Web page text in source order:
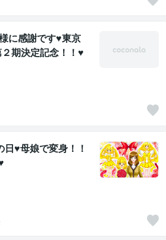
に感謝です♥東京
期決定記念！！♥
♥母娘で変身！！